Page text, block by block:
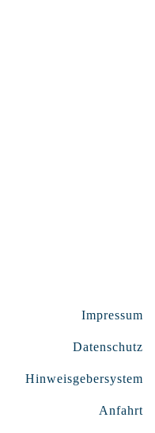
Impressum
Datenschutz
Hinweisgebersystem
Anfahrt